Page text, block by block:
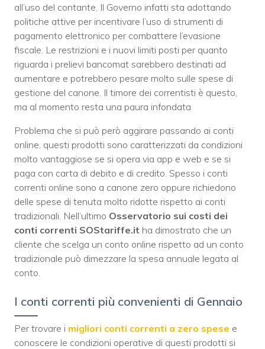
all’uso del contante. Il Governo infatti sta adottando
politiche attive per incentivare l’uso di strumenti di
pagamento elettronico per combattere l’evasione
fiscale. Le restrizioni e i nuovi limiti posti per quanto
riguarda i prelievi bancomat sarebbero destinati ad
aumentare e potrebbero pesare molto sulle spese di
gestione del canone. Il timore dei correntisti è questo,
ma al momento resta una paura infondata
Problema che si può però aggirare passando ai conti
online, questi prodotti sono caratterizzati da condizioni
molto vantaggiose se si opera via app e web e se si
paga con carta di debito e di credito. Spesso i conti
correnti online sono a canone zero oppure richiedono
delle spese di tenuta molto ridotte rispetto ai conti
tradizionali. Nell’ultimo Osservatorio sui costi dei
conti correnti SOStariffe.it ha dimostrato che un
cliente che scelga un conto online rispetto ad un conto
tradizionale può dimezzare la spesa annuale legata al
conto.
I conti correnti più convenienti di Gennaio
Per trovare i migliori conti correnti a zero spese e
conoscere le condizioni operative di questi prodotti si